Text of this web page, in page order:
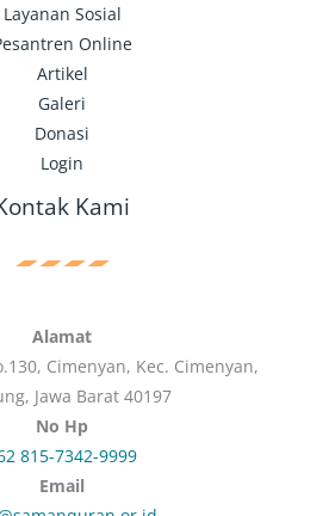
Layanan Sosial
Online
Artikel
Galeri
Donasi
Login
Kami
Alamat
Cimenyan, Kec. Cimenyan,
Jawa Barat 40197
No Hp
815-7342-9999
Email